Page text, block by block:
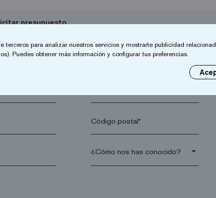
presupuesto
presupuesto
Código postal*
arrow_drop_down
terceros para analizar nuestros servicios y mostrarte publicidad
Puedes obtener más información y configurar tus preferencias.